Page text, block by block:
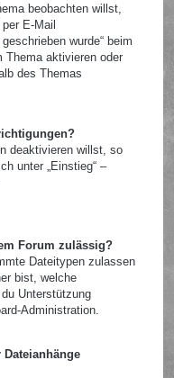
beobachten willst,
E-Mail
wurde“ beim
Thema aktivieren oder
des Themas
deaktivieren willst, so
unter „Einstieg“ –
Forum zulässig?
Dateitypen zulassen
bist, welche
Unterstützung
Administration.